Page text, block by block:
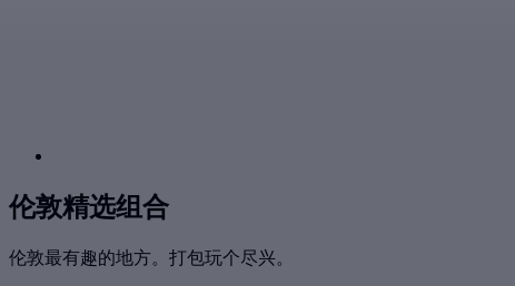
伦敦精选组合
伦敦最有趣的地方。打包玩个尽兴。